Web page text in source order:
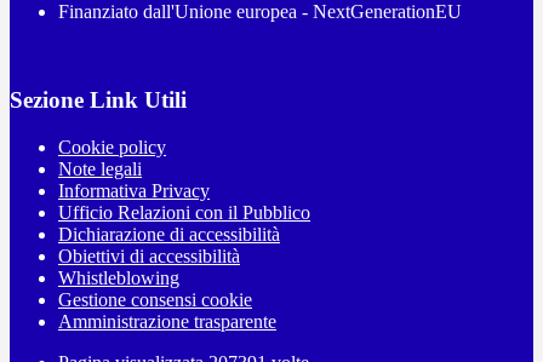
Finanziato dall'Unione europea - NextGenerationEU
Sezione Link Utili
Cookie policy
Note legali
Informativa Privacy
Ufficio Relazioni con il Pubblico
Dichiarazione di accessibilità
Obiettivi di accessibilità
Whistleblowing
Gestione consensi cookie
Amministrazione trasparente